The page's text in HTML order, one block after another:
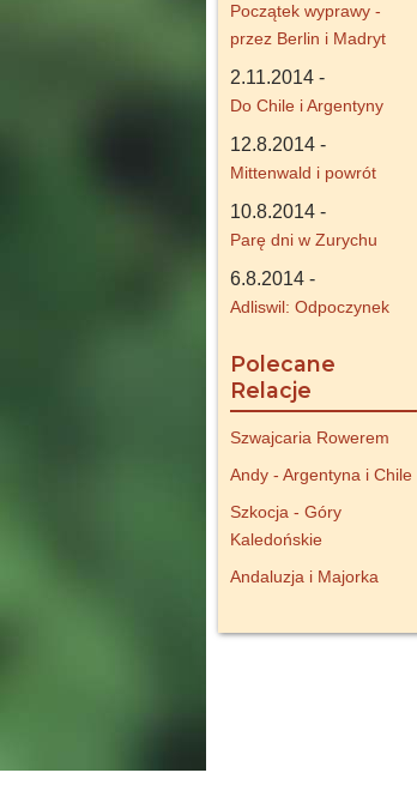
Początek wyprawy -
przez Berlin i Madryt
2.11.2014 -
Do Chile i Argentyny
12.8.2014 -
Mittenwald i powrót
10.8.2014 -
Parę dni w Zurychu
6.8.2014 -
Adliswil: Odpoczynek
Polecane
Relacje
Szwajcaria Rowerem
Andy - Argentyna i Chile
Szkocja - Góry
Kaledońskie
Andaluzja i Majorka